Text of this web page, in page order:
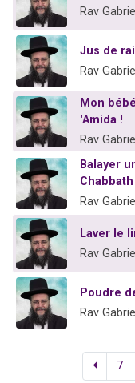
Rav
Jus de
Rav
Mon
'Amida !
Rav
Balayer
Chabbath
Rav
Laver le
Rav
Poudre
Rav
7